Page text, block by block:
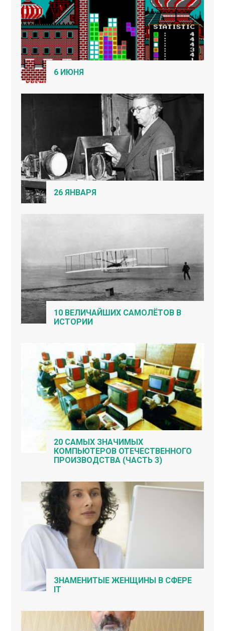
6 ИЮНЯ
26 ЯНВАРЯ
10 ВЕЛИЧАЙШИХ САМОЛЁТОВ В
ИСТОРИИ
20 САМЫХ ЗНАЧИМЫХ
КОМПЬЮТЕРОВ ОТЕЧЕСТВЕННОГО
ПРОИЗВОДСТВА (ЧАСТЬ 3)
ЗНАМЕНИТЫЕ ЖЕНЩИНЫ В СФЕРЕ
IT